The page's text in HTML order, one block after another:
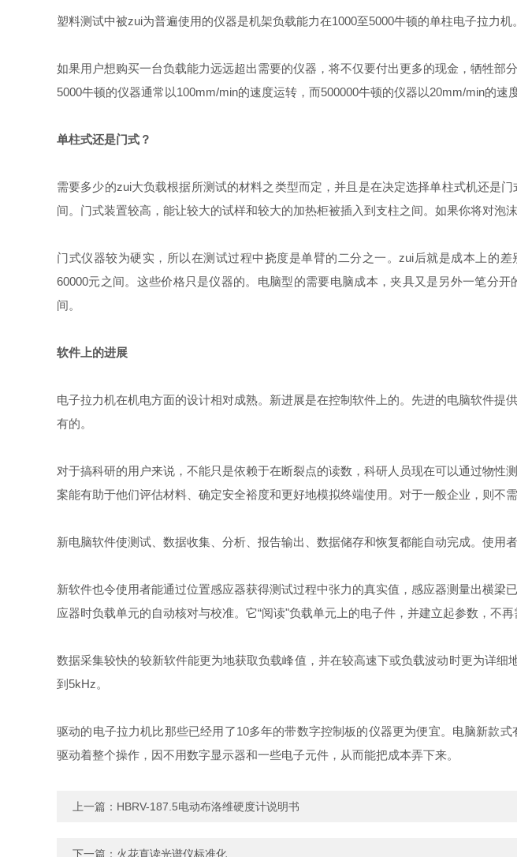
塑料测试中被zui为普遍使用的仪器是机架负载能力在1000至5000牛顿的单柱电子拉力
如果用户想购买一台负载能力远远超出需要的仪器，将不仅要付出更多的现金，牺牲
5000牛顿的仪器通常以100mm/min的速度运转，而500000牛顿的仪器以20mm/min的速度
单柱式还是门式？
需要多少的zui大负载根据所测试的材料之类型而定，并且是在决定选择单柱式机还是
间。门式装置较高，能让较大的试样和较大的加热柜被插入到支柱之间。如果你将对泡
门式仪器较为硬实，所以在测试过程中挠度是单臂的二分之一。zui后就是成本上的
60000元之间。这些价格只是仪器的。电脑型的需要电脑成本，夹具又是另外一笔分
间。
软件上的进展
电子拉力机在机电方面的设计相对成熟。新进展是在控制软件上的。先进的电脑软件
有的。
对于搞科研的用户来说，不能只是依赖于在断裂点的读数，科研人员现在可以通过物
案能有助于他们评估材料、确定安全裕度和更好地模拟终端使用。对于一般企业，则不需
新电脑软件使测试、数据收集、分析、报告输出、数据储存和恢复都能自动完成。使用
新软件也令使用者能通过位置感应器获得测试过程中张力的真实值，感应器测量出横
应器时负载单元的自动核对与校准。它“阅读"负载单元上的电子件，并建立起参数，不
数据采集较快的较新软件能更为地获取负载峰值，并在较高速下或负载波动时更为详
到5kHz。
驱动的电子拉力机比那些已经用了10多年的带数字控制板的仪器更为便宜。电脑新款
驱动着整个操作，因不用数字显示器和一些电子元件，从而能把成本弄下来。
上一篇： HBRV-187.5电动布洛维硬度计说明书
下一篇： 火花直读光谱仪标准化